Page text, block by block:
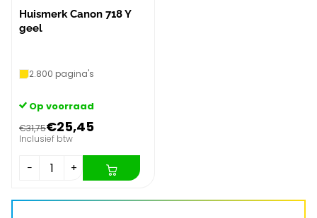
Huismerk Canon 718 Y
geel
2.800 pagina's
Op voorraad
€31,75€25,45
Inclusief btw
− +